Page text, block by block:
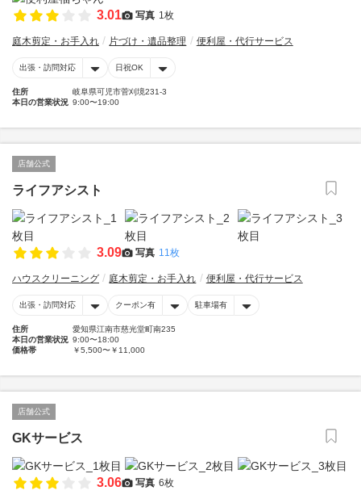
3.01 写真 1枚
庭木剪定・お手入れ 片づけ・遺品整理 便利屋・代行サービス
出張・訪問対応 日祝OK
住所
岐阜県可児市菅刈境231-3
本日の営業状況 9:00〜19:00
店舗公式
ライフアシスト
3.09 写真 11枚
ハウスクリーニング 庭木剪定・お手入れ 便利屋・代行サービス
出張・訪問対応 クーポン有 駐車場有
住所
愛知県江南市慈光堂町南235
本日の営業状況 9:00〜18:00
価格帯
￥5,500〜￥11,000
店舗公式
GKサービス
3.06 写真 6枚